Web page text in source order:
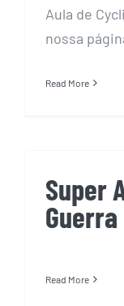
Aula de
nossa
Read More
Super
Read More